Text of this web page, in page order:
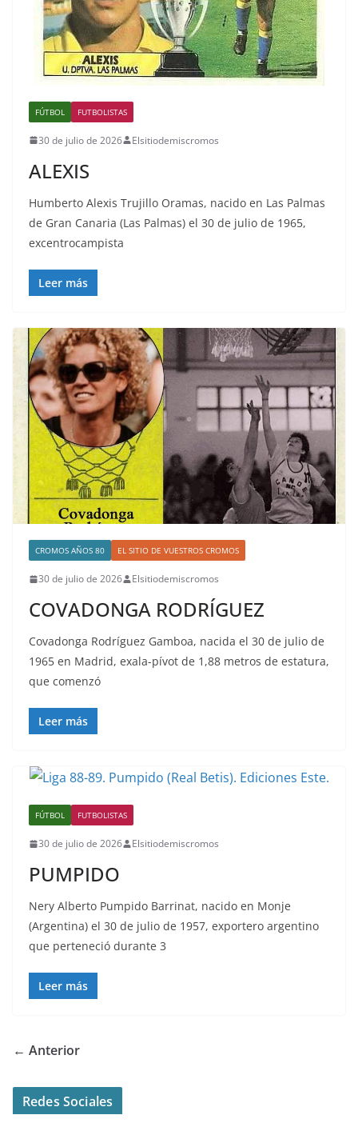
FÚTBOL FUTBOLISTAS
30 de julio de 2026 Elsitiodemiscromos
ALEXIS
Humberto Alexis Trujillo Oramas, nacido en Las Palmas
de Gran Canaria (Las Palmas) el 30 de julio de 1965,
excentrocampista
Leer más
CROMOS AÑOS 80 EL SITIO DE VUESTROS CROMOS
30 de julio de 2026 Elsitiodemiscromos
COVADONGA RODRÍGUEZ
Covadonga Rodríguez Gamboa, nacida el 30 de julio de
1965 en Madrid, exala-pívot de 1,88 metros de estatura,
que comenzó
Leer más
FÚTBOL FUTBOLISTAS
30 de julio de 2026 Elsitiodemiscromos
PUMPIDO
Nery Alberto Pumpido Barrinat, nacido en Monje
(Argentina) el 30 de julio de 1957, exportero argentino
que perteneció durante 3
Leer más
← Anterior
Redes Sociales